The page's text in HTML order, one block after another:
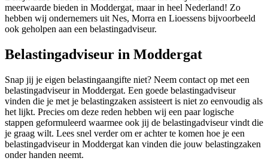
meerwaarde bieden in Moddergat, maar in heel Nederland! Zo
hebben wij ondernemers uit Nes, Morra en Lioessens bijvoorbeeld
ook geholpen aan een belastingadviseur.
Belastingadviseur in Moddergat
Snap jij je eigen belastingaangifte niet? Neem contact op met een
belastingadviseur in Moddergat. Een goede belastingadviseur
vinden die je met je belastingzaken assisteert is niet zo eenvoudig als
het lijkt. Precies om deze reden hebben wij een paar logische
stappen geformuleerd waarmee ook jij de belastingadviseur vindt die
je graag wilt. Lees snel verder om er achter te komen hoe je een
belastingadviseur in Moddergat kan vinden die jouw belastingzaken
onder handen neemt.